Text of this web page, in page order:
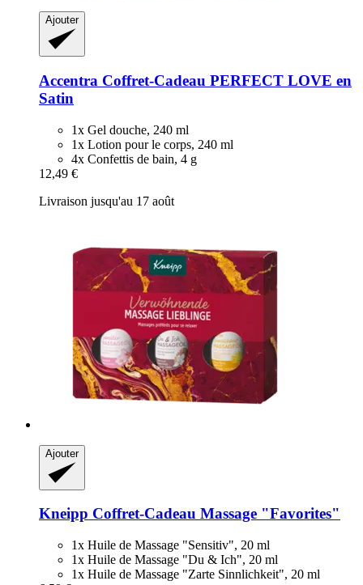
Ajouter
Accentra Coffret-​Cadeau PERFECT LOVE en
Satin
1x Gel douche, 240 ml
1x Lotion pour le corps, 240 ml
4x Confettis de bain, 4 g
12,49 €
Livraison jusqu'au 17 août
Ajouter
Kneipp Coffret-​Cadeau Massage "Favorites"
1x Huile de Massage "Sensitiv", 20 ml
1x Huile de Massage "Du & Ich", 20 ml
1x Huile de Massage "Zarte Sinnlichkeit", 20 ml